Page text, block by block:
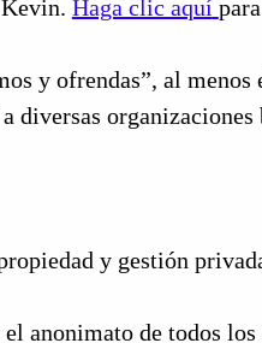
Haga clic aquí
y ofrendas”, al
diversas
y gestión
anonimato de todos los